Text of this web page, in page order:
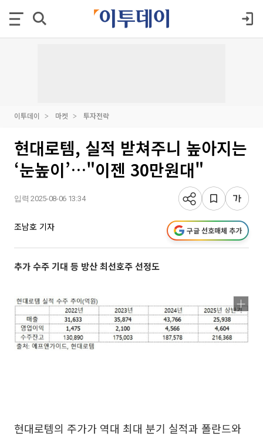
이투데이 마켓 투자전략
현대로템, 실적 받쳐주니 높아지는
‘눈높이’…"이젠 30만원대"
입력 2025-08-06 13:34
조남호 기자 구글 선호매체 추가
추가 수주 기대 등 방산 최선호주 선정도
현대로템의 주가가 역대 최대 분기 실적과 폴란드와